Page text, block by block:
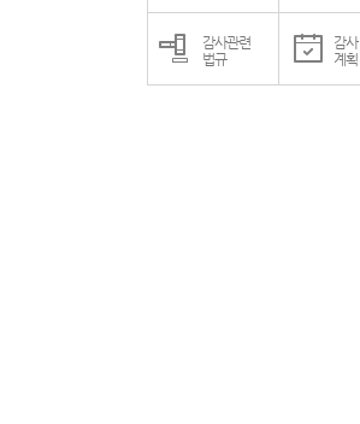
감사관련
법규
감사
계획